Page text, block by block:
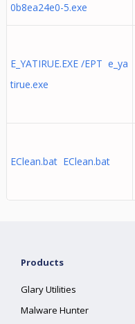
0b8ea24e0-5.exe
E_YATIRUE.EXE /EPT e_ya
tirue.exe
EClean.bat EClean.bat
Products
Glary Utilities
Malware Hunter